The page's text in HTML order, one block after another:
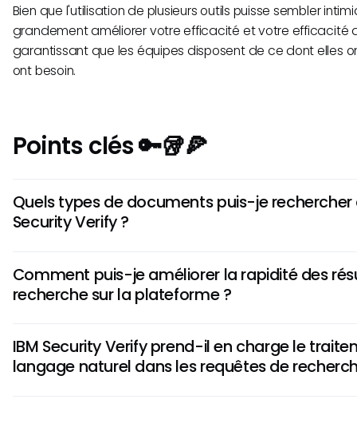
Bien que l'utilisation de plusieurs outils puisse sembler
grandement améliorer votre efficacité et votre efficacité
garantissant que les équipes disposent de ce dont elles
ont besoin.
Points clés 🔑🥡🍕
Quels types de documents puis-je rechercher
Security Verify ?
d'utilisateur, des documents de droits d'accès et
gestion des comptes et aux politiques de sécurité.
Comment puis-je améliorer la rapidité des
recherche sur la plateforme ?
d'utilisateurs et les données sont à jour et correctement
régulièrement les mises à jour et appliquez les filtres
IBM Security Verify prend-il en charge le
langage naturel dans les requêtes de